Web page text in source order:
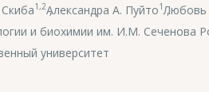
1,2,
Александра А. Пуйто1,
Любовь
и биохимии им. И.М. Сеченова
университет